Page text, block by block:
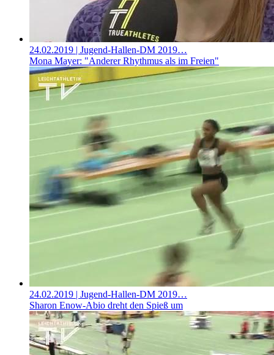
24.02.2019 | Jugend-Hallen-DM 2019…
Mona Mayer: "Anderer Rhythmus als im Freien"
24.02.2019 | Jugend-Hallen-DM 2019…
Sharon Enow-Abio dreht den Spieß um